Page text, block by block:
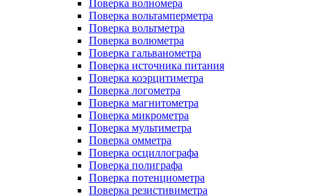
Поверка волномера
Поверка вольтамперметра
Поверка вольтметра
Поверка волюметра
Поверка гальванометра
Поверка источника питания
Поверка коэрцитиметра
Поверка логометра
Поверка магнитометра
Поверка микрометра
Поверка мультиметра
Поверка омметра
Поверка осциллографа
Поверка полиграфа
Поверка потенциометра
Поверка резистивиметра